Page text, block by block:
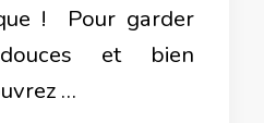
! Pour garder
et bien
…